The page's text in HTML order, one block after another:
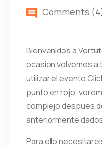
Comments (4)
Bienvenidos a
ocasión volvemos a
utilizar el evento
punto en rojo,
complejo despues
anteriormente
Para ello